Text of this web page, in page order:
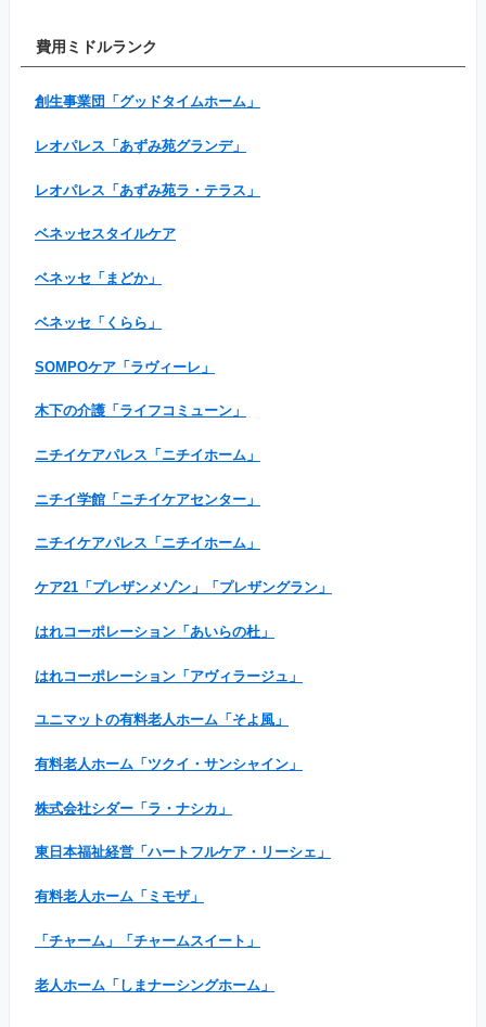
費用ミドルランク
創生事業団「グッドタイムホーム」
レオパレス「あずみ苑グランデ」
レオパレス「あずみ苑ラ・テラス」
ベネッセスタイルケア
ベネッセ「まどか」
ベネッセ「くらら」
SOMPOケア「ラヴィーレ」
木下の介護「ライフコミューン」
ニチイケアパレス「ニチイホーム」
ニチイ学館「ニチイケアセンター」
ニチイケアパレス「ニチイホーム」
ケア21「プレザンメゾン」「プレザングラン」
はれコーポレーション「あいらの杜」
はれコーポレーション「アヴィラージュ」
ユニマットの有料老人ホーム「そよ風」
有料老人ホーム「ツクイ・サンシャイン」
株式会社シダー「ラ・ナシカ」
東日本福祉経営「ハートフルケア・リーシェ」
有料老人ホーム「ミモザ」
「チャーム」「チャームスイート」
老人ホーム「しまナーシングホーム」